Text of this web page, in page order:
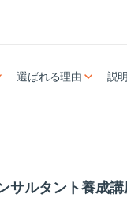
選ばれる理由 説
サルタント養成